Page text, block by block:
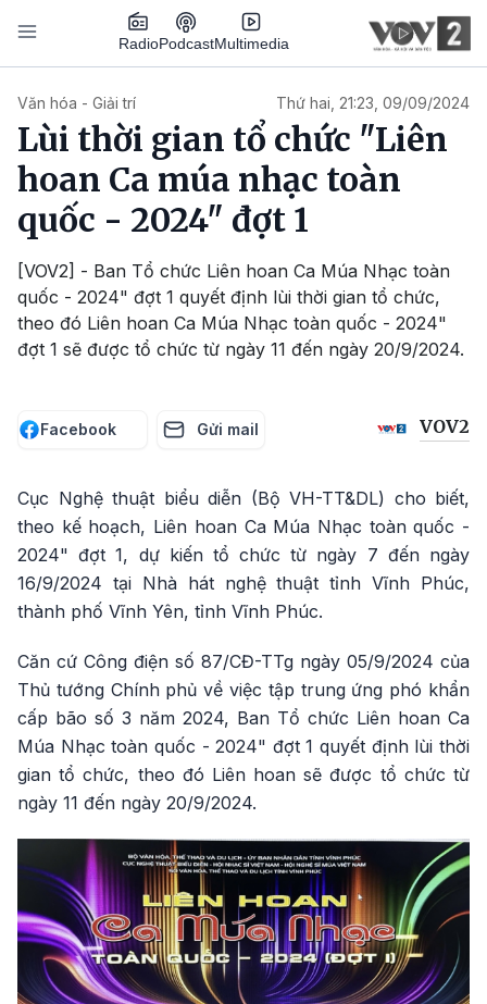
Nhảy đến nội dung
RadioPodcastMultimedia
Văn hóa - Giải trí Thứ hai, 21:23, 09/09/2024
Lùi thời gian tổ chức "Liên
hoan Ca múa nhạc toàn
quốc - 2024" đợt 1
[VOV2] - Ban Tổ chức Liên hoan Ca Múa Nhạc toàn
quốc - 2024" đợt 1 quyết định lùi thời gian tổ chức,
theo đó Liên hoan Ca Múa Nhạc toàn quốc - 2024"
đợt 1 sẽ được tổ chức từ ngày 11 đến ngày 20/9/2024.
Facebook Gửi mail VOV2
Cục Nghệ thuật biểu diễn (Bộ VH-TT&DL) cho biết,
theo kế hoạch, Liên hoan Ca Múa Nhạc toàn quốc -
2024" đợt 1, dự kiến tổ chức từ ngày 7 đến ngày
16/9/2024 tại Nhà hát nghệ thuật tỉnh Vĩnh Phúc,
thành phố Vĩnh Yên, tỉnh Vĩnh Phúc.
Căn cứ Công điện số 87/CĐ-TTg ngày 05/9/2024 của
Thủ tướng Chính phủ về việc tập trung ứng phó khẩn
cấp bão số 3 năm 2024, Ban Tổ chức Liên hoan Ca
Múa Nhạc toàn quốc - 2024" đợt 1 quyết định lùi thời
gian tổ chức, theo đó Liên hoan sẽ được tổ chức từ
ngày 11 đến ngày 20/9/2024.